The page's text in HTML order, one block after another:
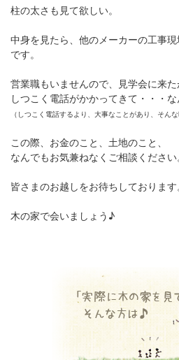
柱の太さも見て欲しい。
中身を見たら、他のメーカーの工事
です。
営業職もいませんので、見学会に来た
しつこく電話がかかってきて・・・な
（しつこく電話するより、大事なことがあり、そん
この際、お金のこと、土地のこと、
なんでもお気兼ねなくご相談ください
皆さまのお越しをお待ちしております
木の家で会いましょう♪